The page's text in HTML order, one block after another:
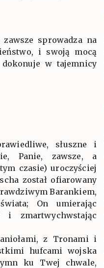
sprowadza na
i swoją mocą
w tajemnicy
słuszne i
Panie, zawsze, a
czasie) uroczyściej
został ofiarowany
Barankiem,
On umierając
i zmartwychwstając
z Tronami i
hufcami wojska
ku Twej chwale,